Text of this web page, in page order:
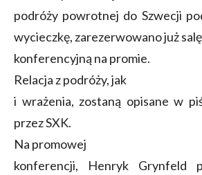
podróży powrotnej do Szwecji
wycieczkę, zarezerwowano już salę
konferencyjną na promie.
Relacja z podróży, jak
i wrażenia, zostaną opisane w
przez SXK.
Na promowej
konferencji, Henryk Grynfeld